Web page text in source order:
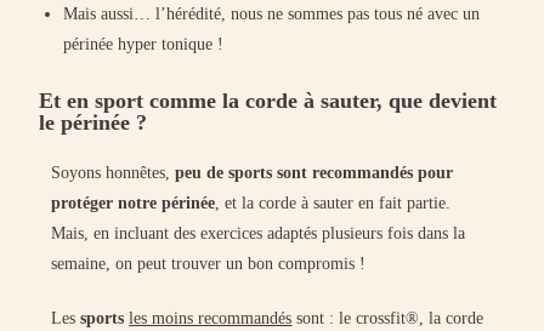
Mais aussi… l’hérédité, nous ne sommes pas tous né avec un
périnée hyper tonique !
Et en sport comme la corde à sauter, que devient
le périnée ?
Soyons honnêtes, peu de sports sont recommandés pour
protéger notre périnée , et la corde à sauter en fait partie.
Mais, en incluant des exercices adaptés plusieurs fois dans la
semaine, on peut trouver un bon compromis !
Lessportsles moins recommandés sont : le crossfit®, la corde